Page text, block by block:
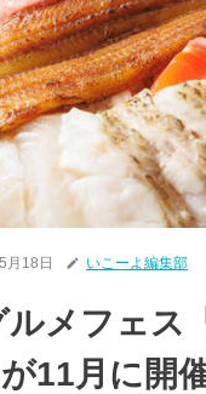
月18日 いこーよ編集部
ルメフェス
11月に開